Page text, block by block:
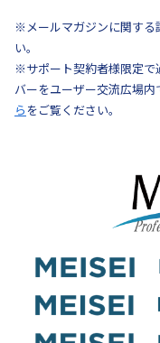
※メールマガジンに関する
い。
※サポート契約者様限定で
バーをユーザー交流広場内
ら をご覧ください。